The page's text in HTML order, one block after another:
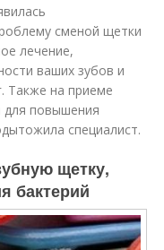
сменой щетки
лечение,
ваших зубов и
Также на приеме
для повышения
специалист.
щетку,
бактерий